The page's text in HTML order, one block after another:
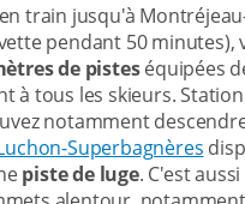
train jusqu'à
pendant 50 minutes),
de pisteséquipées
à tous les skieurs.
notamment
Superbagnères
piste de luge. C'est